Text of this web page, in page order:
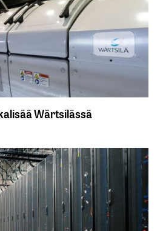
Wärtsilässä